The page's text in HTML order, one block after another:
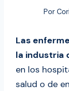
Por
Las
la industria
en los
salud o de